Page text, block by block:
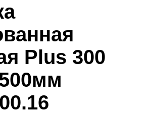
Plus 300